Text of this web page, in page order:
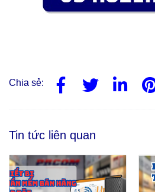
Chia sẻ:
Tin tức liên quan